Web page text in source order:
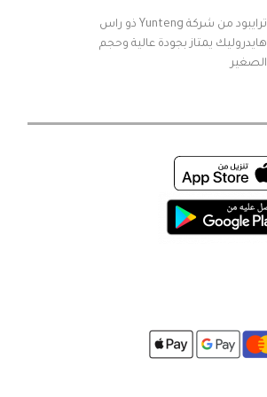
ترايبود من شركة Yunteng ذو راس
هايدروليك يمتاز بجودة عالية وحجم
الصغير